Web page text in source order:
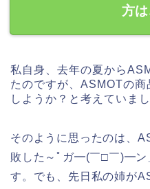
方
私自身、去年の夏から
たのですが、ASMOTの商
しようか？と考えていまし
そのように思ったのは、
敗した～ﾟガ━(￣□￣)━ン
す。でも、先日私の姉が